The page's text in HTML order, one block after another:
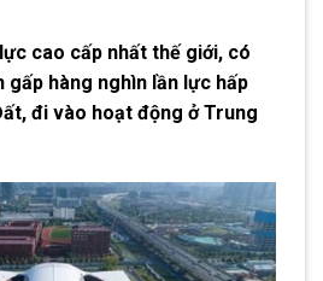
cao cấp nhất thế giới, có
hàng nghìn lần lực hấp
đi vào hoạt động ở Trung